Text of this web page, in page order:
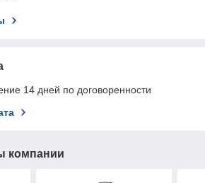
14 дней по договоренности
компании